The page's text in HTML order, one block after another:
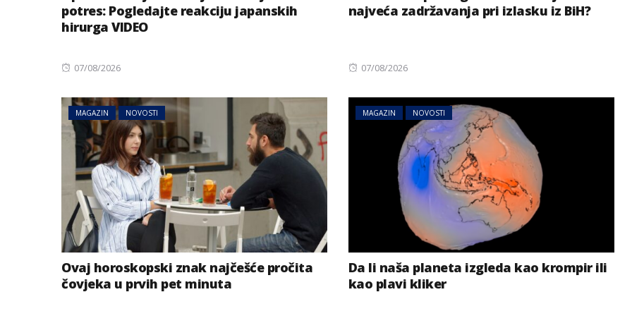
potres: Pogledajte reakciju japanskih
hirurga VIDEO
Posted
07/08/2026
najveća zadržavanja pri izlasku iz BiH?
Posted
07/08/2026
MAGAZIN NOVOSTI
Ovaj horoskopski znak najčešće pročita
čovjeka u prvih pet minuta
MAGAZIN NOVOSTI
Da li naša planeta izgleda kao krompir ili
kao plavi kliker
BIZNIS NOVOSTI
Polovina svjetskih
hidroelektrana bi mogla da
postane nefunkcionalna do
2060. godine
BIZNIS NOVOSTI
Jedna zemlja drži gotovo
četvrtinu ekonomije EU:
Novi podaci otkrivaju ko
vuče kontinent naprijed